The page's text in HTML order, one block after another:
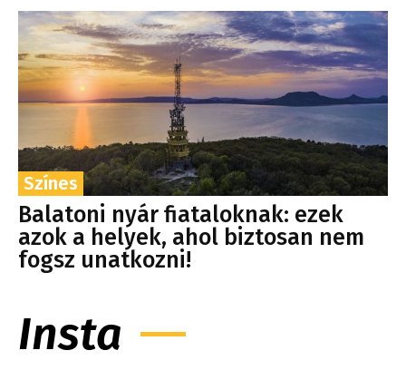
Színes
Balatoni nyár fiataloknak: ezek
azok a helyek, ahol biztosan nem
fogsz unatkozni!
Insta